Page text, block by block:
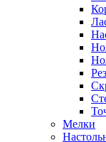
Мелки